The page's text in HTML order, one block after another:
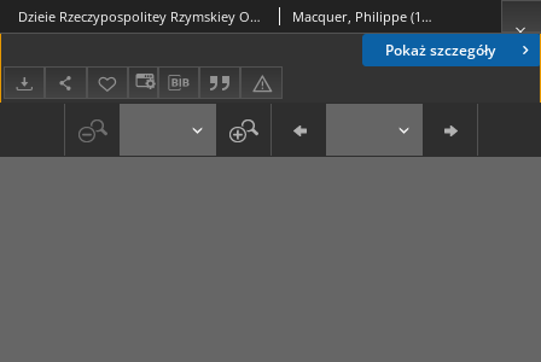
Pokaż szczegóły
Dzieie Rzeczypospolitey Rzymskiey Od Załozenia Rzymu Aż Do Cesarzow krotko porządkiem lat opisane [...]. T. 1, Od Załozenia Rzymu Do Konca Wieku Szostego Macquer, Philippe (1720-1770)